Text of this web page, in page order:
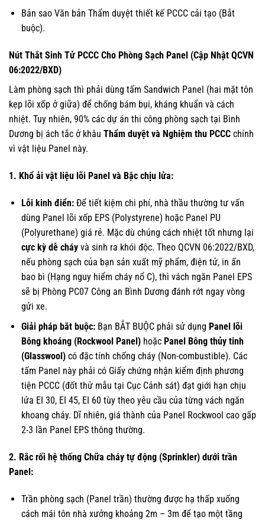
Bản sao Văn bản Thẩm duyệt thiết kế PCCC cải tạo (Bắt
buộc).
Nút Thắt Sinh Tử PCCC Cho Phòng Sạch Panel (Cập Nhật QCVN
06:2022/BXD)
Làm phòng sạch thì phải dùng tấm Sandwich Panel (hai mặt tôn
kẹp lõi xốp ở giữa) để chống bám bụi, kháng khuẩn và cách
nhiệt. Tuy nhiên, 90% các dự án thi công phòng sạch tại Bình
Dương bị ách tắc ở khâu Thẩm duyệt và Nghiệm thu PCCC chính
vì vật liệu Panel này.
1. Khổ ải vật liệu lõi Panel và Bậc chịu lửa:
Lỗi kinh điển:Để tiết kiệm chi phí, nhà thầu thường tư vấn
dùng Panel lõi xốp EPS (Polystyrene) hoặc Panel PU
(Polyurethane) giá rẻ. Mặc dù chúng cách nhiệt tốt nhưng lại
cực kỳ dễ cháyvà sinh ra khói độc. Theo QCVN 06:2022/BXD,
nếu phòng sạch của bạn sản xuất mỹ phẩm, điện tử, in ấn
bao bì (Hạng nguy hiểm cháy nổ C), thì vách ngăn Panel EPS
sẽ bị Phòng PC07 Công an Bình Dương đánh rớt ngay vòng
gửi xe.
Giải pháp bắt buộc:Bạn BẮT BUỘC phải sử dụng Panel lõi
Bông khoáng (Rockwool Panel)hoặc Panel Bông thủy tinh
(Glasswool)có đặc tính chống cháy (Non-combustible). Các
tấm Panel này phải có Giấy chứng nhận kiểm định phương
tiện PCCC (đốt thử mẫu tại Cục Cảnh sát) đạt giới hạn chịu
lửa EI 30, EI 45, EI 60 tùy theo yêu cầu của từng vách ngăn
khoang cháy. Dĩ nhiên, giá thành của Panel Rockwool cao gấp
2-3 lần Panel EPS thông thường.
2. Rắc rối hệ thống Chữa cháy tự động (Sprinkler) dưới trần
Panel:
Trần phòng sạch (Panel trần) thường được hạ thấp xuống
cách mái tôn nhà xưởng khoảng 2m – 3m để tạo một tầng